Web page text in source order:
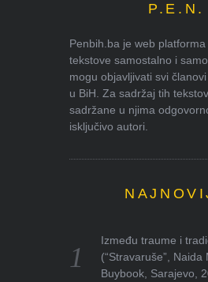
P.E.N.
Penbih.ba je web platforma
tekstove samostalno i
mogu objavljivati svi
u BiH. Za sadržaj tih
sadržane u njima
isključivo autori.
Između traume i
(“Stravaruše”, Naida
Buybook, Sarajevo,